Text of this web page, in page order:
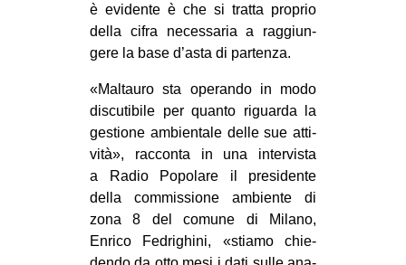
è evi­dente è che si tratta pro­prio
della cifra neces­sa­ria a rag­giun­
gere la base d’asta di partenza.
«Mal­tauro sta ope­rando in modo
discu­ti­bile per quanto riguarda la
gestione ambien­tale delle sue atti­
vità», rac­conta in una inter­vi­sta
a Radio Popo­lare il pre­si­dente
della com­mis­sione ambiente di
zona 8 del comune di Milano,
Enrico Fedri­ghini, «stiamo chie­